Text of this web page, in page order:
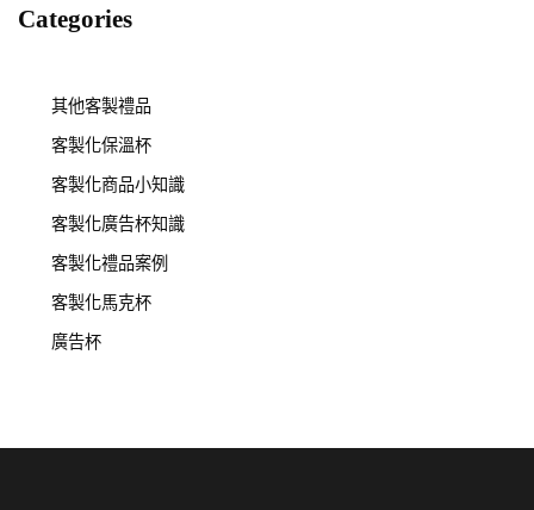
Categories
其他客製禮品
客製化保溫杯
客製化商品小知識
客製化廣告杯知識
客製化禮品案例
客製化馬克杯
廣告杯